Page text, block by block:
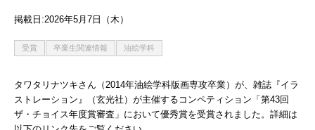
掲載日:2026年5月7日（木）
受賞 卒業生関連情報 油絵学科
タワタリナツキさん（2014年油絵学科版画専攻卒業）が、雑誌『イラ
ストレーション』（玄光社）が主催するコンペティション「第43回
ザ・チョイス年度賞審査」において優秀賞を受賞されました。詳細は